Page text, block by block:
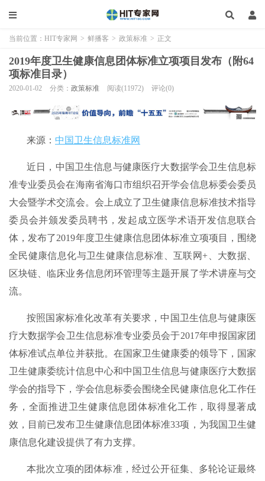
当前位置： HIT专家网 > 鲜播客 > 政策标准 > 正文
2019年度卫生健康信息团体标准立项项目发布（附64
项标准目录）
2020-01-02 分类： 政策标准 阅读(11972) 评论(0)
来源： 中国卫生信息标准网
近日，中国卫生信息与健康医疗大数据学会卫生信息标
准专业委员会在海南省海口市组织召开学会信息标委会委员
大会暨学术交流会。会上成立了卫生健康信息标准技术指导
委员会并颁发委员聘书，发起成立医学术语开发信息联合
体，发布了2019年度卫生健康信息团体标准立项项目，围绕
全民健康信息化与卫生健康信息标准、互联网+、大数据、
区块链、临床业务信息闭环管理等主题开展了学术讲座与交
流。
按照国家标准化改革有关要求，中国卫生信息与健康医
疗大数据学会卫生信息标准专业委员会于2017年申报国家团
体标准试点单位并获批。在国家卫生健康委的领导下，国家
卫生健康委统计信息中心和中国卫生信息与健康医疗大数据
学会的指导下，学会信息标委会围绕全民健康信息化工作任
务，全面推进卫生健康信息团体标准化工作，取得显著成
效，目前已发布卫生健康信息团体标准33项，为我国卫生健
康信息化建设提供了有力支撑。
本批次立项的团体标准，经过公开征集、多轮论证最终